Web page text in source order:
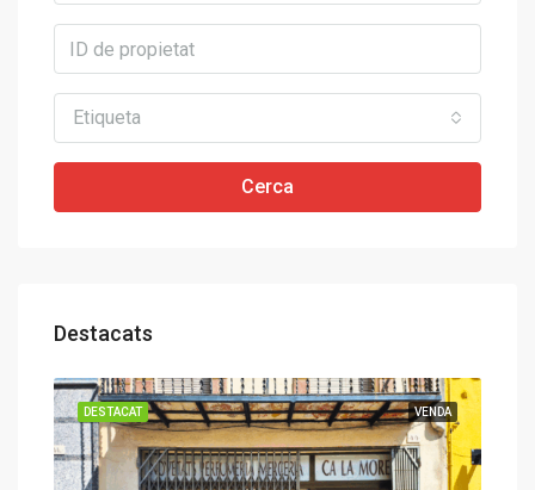
Etiqueta
Cerca
Destacats
VENDA
DESTACAT